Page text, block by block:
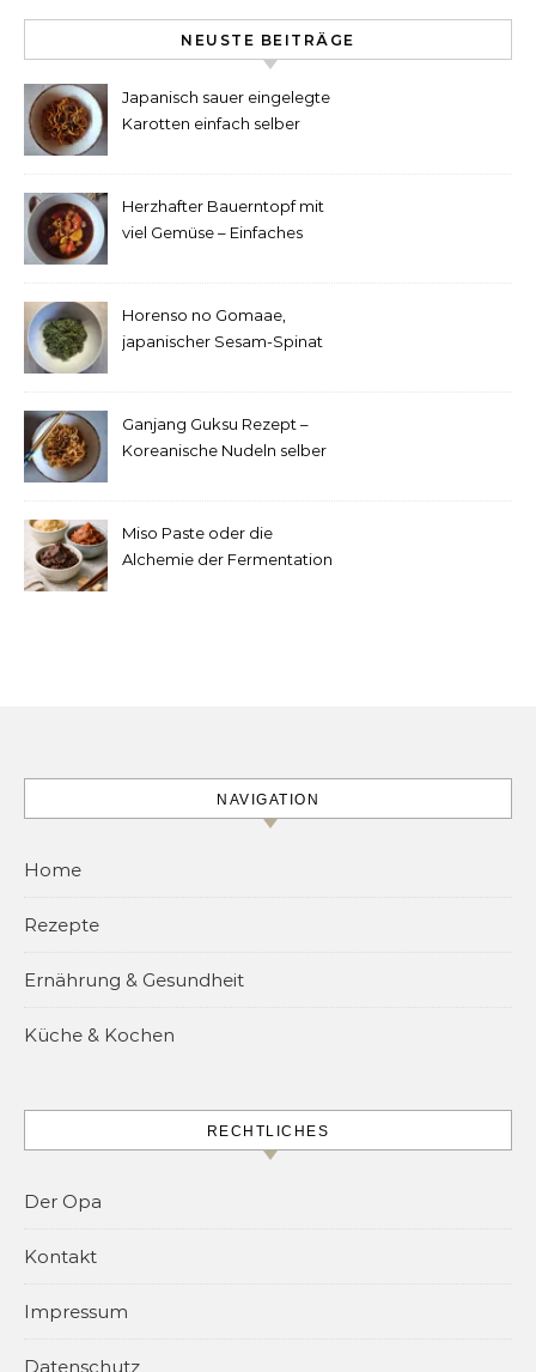
NEUSTE BEITRÄGE
Japanisch sauer eingelegte
Karotten einfach selber
Herzhafter Bauerntopf mit
viel Gemüse – Einfaches
Horenso no Gomaae,
japanischer Sesam-Spinat
Ganjang Guksu Rezept –
Koreanische Nudeln selber
Miso Paste oder die
Alchemie der Fermentation
NAVIGATION
Home
Rezepte
Ernährung & Gesundheit
Küche & Kochen
RECHTLICHES
Der Opa
Kontakt
Impressum
Datenschutz